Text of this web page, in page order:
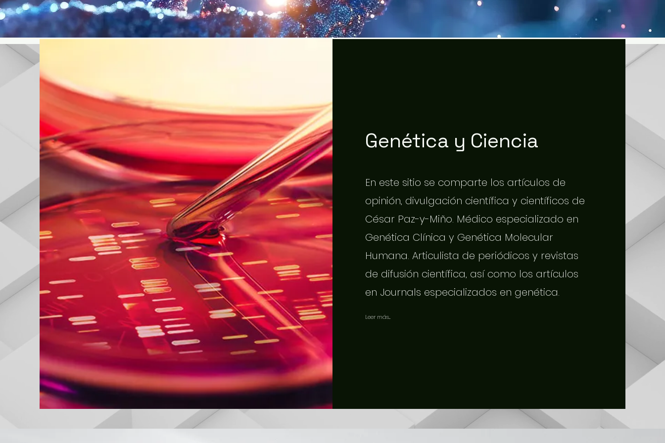
Genética y Ciencia
En este sitio se comparte los artículos de
opinión, divulgación científica y científicos de
César Paz-y-Miño. Médico especializado en
Genética Clínica y Genética Molecular
Humana. Articulista de periódicos y revistas
de difusión científica, así como los artículos
en Journals especializados en genética.
Leer más...